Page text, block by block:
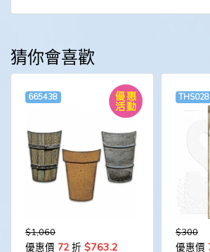
猜你會喜歡
665438
$1,060
優惠價 72 折 $763.2
THS028
$300
優惠價